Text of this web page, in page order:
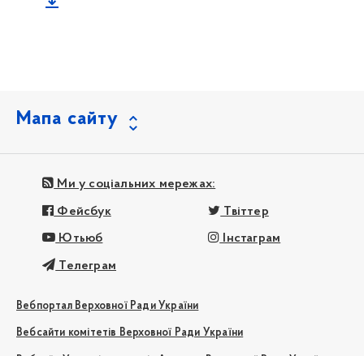
Мапа сайту
Ми у соціальних мережах:
Фейсбук Твіттер
Ютьюб Інстаграм
Телеграм
Вебпортал Верховної Ради України
Вебсайти комітетів Верховної Ради України